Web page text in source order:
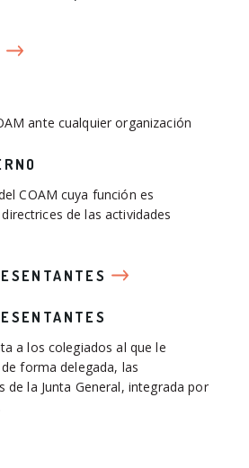
ante cualquier organización
COAM cuya función es
de las actividades
a los colegiados al que le
forma delegada, las
de la Junta General, integrada por